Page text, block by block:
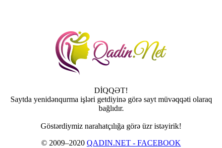
DİQQƏT!
Saytda yenidənqurma işləri getdiyinə görə sayt müvəqqəti olaraq
bağlıdır.
Göstərdiymiz narahatçılığa görə üzr istəyirik!
© 2009–2020 QADIN.NET - FACEBOOK